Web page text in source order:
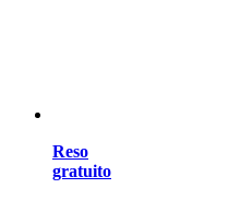
Reso
gratuito